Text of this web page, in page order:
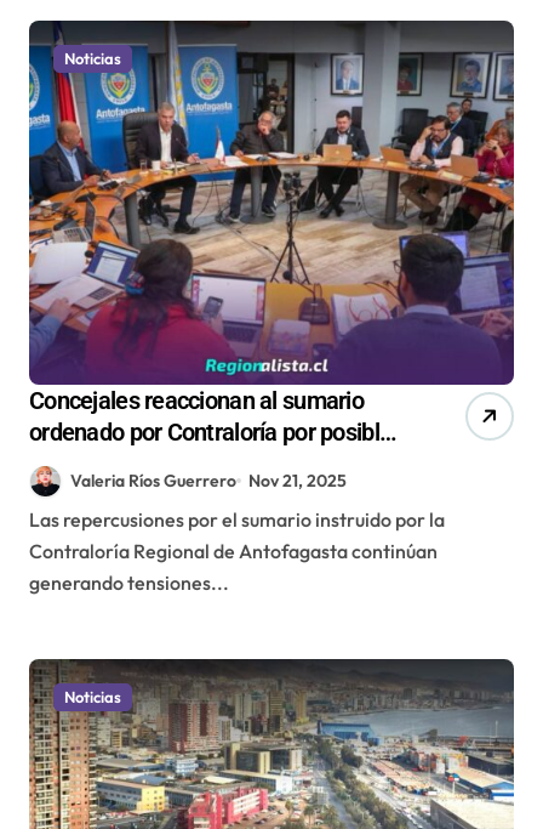
Noticias
Concejales reaccionan al sumario
ordenado por Contraloría por posible
uso de recursos públicos en
campañas electorales
Valeria Ríos Guerrero Nov 21, 2025
Las repercusiones por el sumario instruido por la
Contraloría Regional de Antofagasta continúan
generando tensiones...
Noticias